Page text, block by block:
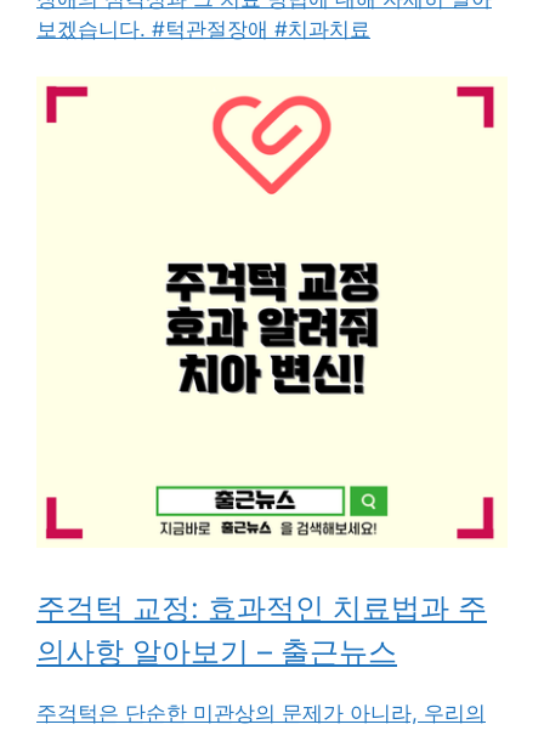
보겠습니다. #턱관절장애 #치과치료
주걱턱 교정: 효과적인 치료법과 주
의사항 알아보기 – 출근뉴스
주걱턱은 단순한 미관상의 문제가 아니라, 우리의